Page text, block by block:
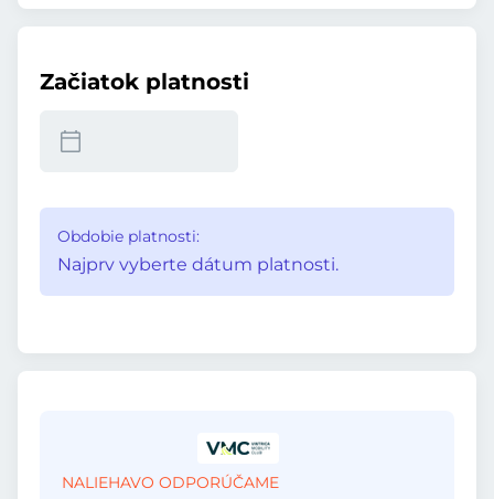
Začiatok platnosti
Obdobie platnosti:
Najprv vyberte dátum platnosti.
NALIEHAVO ODPORÚČAME